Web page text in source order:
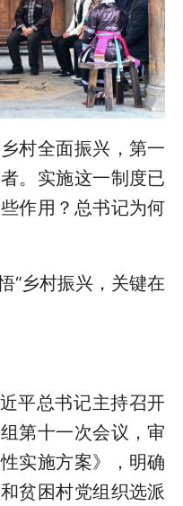
村全面振兴，第一
。实施这一制度已
作用？总书记为何
“乡村振兴，关键在
平总书记主持召开
第十一次会议，审
实施方案》，明确
贫困村党组织选派